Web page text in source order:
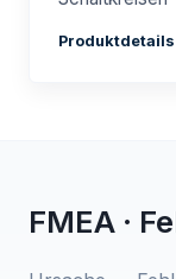
Produktdetails
FMEA ·